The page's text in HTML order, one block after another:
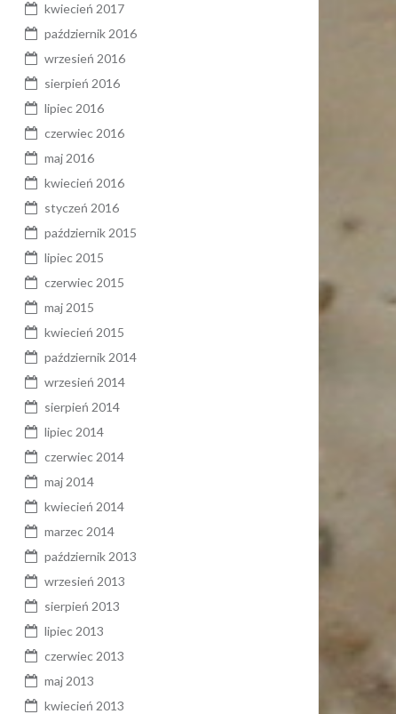
kwiecień 2017
październik 2016
wrzesień 2016
sierpień 2016
lipiec 2016
czerwiec 2016
maj 2016
kwiecień 2016
styczeń 2016
październik 2015
lipiec 2015
czerwiec 2015
maj 2015
kwiecień 2015
październik 2014
wrzesień 2014
sierpień 2014
lipiec 2014
czerwiec 2014
maj 2014
kwiecień 2014
marzec 2014
październik 2013
wrzesień 2013
sierpień 2013
lipiec 2013
czerwiec 2013
maj 2013
kwiecień 2013